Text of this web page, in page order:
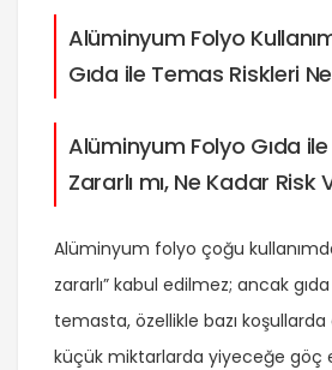
Alüminyum Folyo
Gıda ile Temas Riskleri
Alüminyum Folyo Gıda
Zararlı mı, Ne Kadar Risk
Alüminyum folyo çoğu
zararlı” kabul edilmez; ancak
temasta, özellikle bazı
küçük miktarlarda yiyeceğe göç